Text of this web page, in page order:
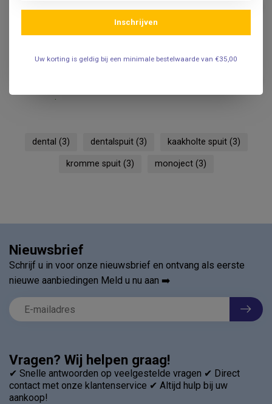
3-Delige Kaakspoelspuiten
.
dental (3) dentalspuit (3) kaakholte spuit (3)
kromme spuit (3) monoject (3)
Vragen? Wij helpen graag!
✔ Snelle antwoorden op veelgestelde vragen ✔ Direct
contact met onze klantenservice ✔ Altijd hulp bij uw
aankoop!
Nieuwsbrief
Schrijf u in voor onze nieuwsbrief en ontvang als eerste
nieuwe aanbiedingen Meld u nu aan ➡️
Inschrijven
Uw korting is geldig bij een minimale bestelwaarde van €35,00